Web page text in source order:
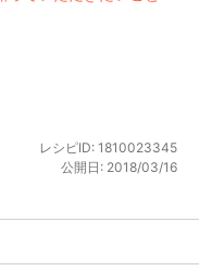
レシピID: 1810023345
公開日: 2018/03/16